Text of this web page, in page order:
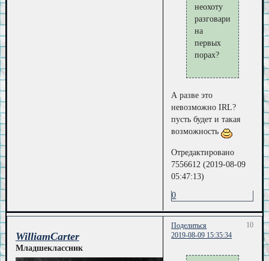
неохоту
разговаривать
на
первых
порах?
А разве это
невозможно IRL?
пусть будет и такая
возможность
Отредактировано
7556612 (2019-08-09
05:47:13)
0
Поделиться
10
2019-08-09 15:35:34
WilliamCarter
Младшеклассник